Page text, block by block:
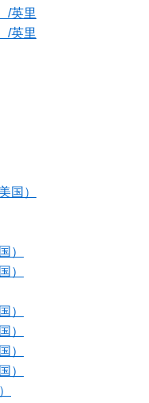
/英里
/英里
国）
）
）
）
）
）
）